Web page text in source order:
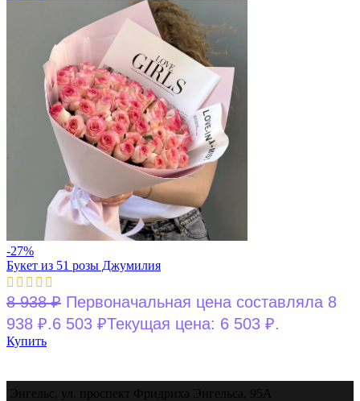
-27%
Букет из 51 розы Джумилия
8 938₽ Первоначальная цена составляла 8
938 ₽.6 503 ₽Текущая цена: 6 503 ₽.
Купить
Энгельс, ул. проспект Фридриха Энгельса, 95А